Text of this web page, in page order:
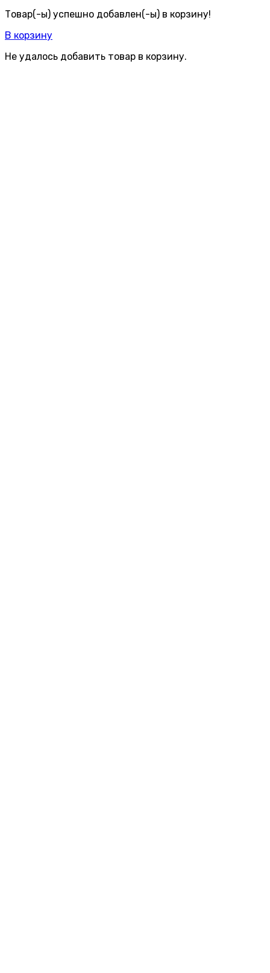
Товар(-ы) успешно добавлен(-ы) в корзину!
В корзину
Не удалось добавить товар в корзину.